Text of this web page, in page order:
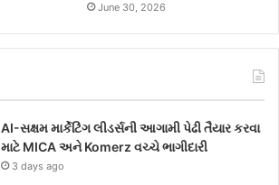
June 30, 2026
AI-સક્ષમ માર્કેટિંગ લીડર્સની આગામી પેઢી તૈયાર કરવા
માટે MICA અને Komerz વચ્ચે ભાગીદારી
3 days ago